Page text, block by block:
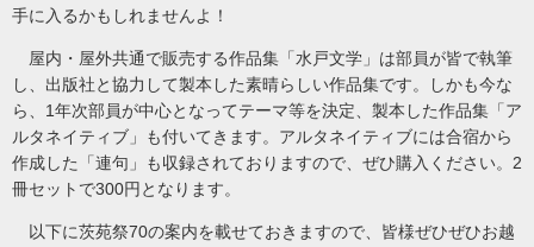
手に入るかもしれませんよ！
屋内・屋外共通で販売する作品集「水戸文学」は部員が皆で執筆
し、出版社と協力して製本した素晴らしい作品集です。しかも今な
ら、1年次部員が中心となってテーマ等を決定、製本した作品集「ア
ルタネイティブ」も付いてきます。アルタネイティブには合宿から
作成した「連句」も収録されておりますので、ぜひ購入ください。2
冊セットで300円となります。
以下に茨苑祭70の案内を載せておきますので、皆様ぜひぜひお越